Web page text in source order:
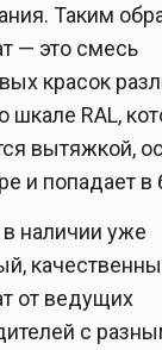
Таким
— это смесь
красок
шкале RAL,
вытяжкой,
и попадает в
наличии уже
от ведущих
с